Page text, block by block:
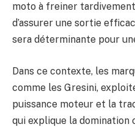
moto à freiner
d’assurer une sortie
sera déterminante pour
Dans ce contexte, les
comme les Gresini,
puissance moteur et la
qui explique la domination